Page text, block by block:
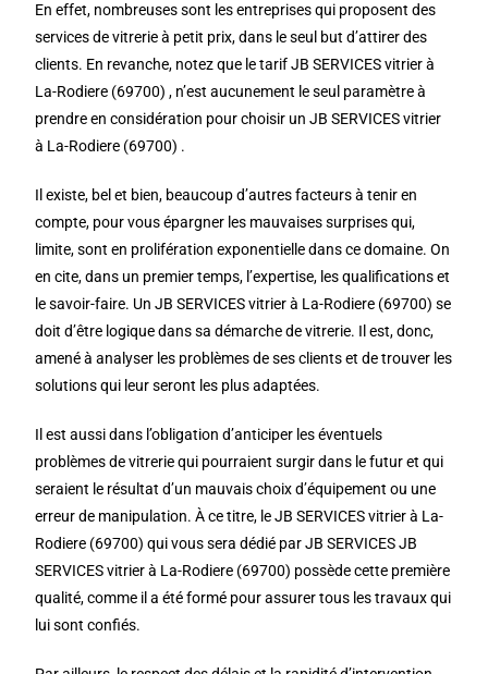
En effet, nombreuses sont les entreprises qui proposent des
services de vitrerie à petit prix, dans le seul but d’attirer des
clients. En revanche, notez que le tarif JB SERVICES vitrier à
La-Rodiere (69700) , n’est aucunement le seul paramètre à
prendre en considération pour choisir un JB SERVICES vitrier
à La-Rodiere (69700) .
Il existe, bel et bien, beaucoup d’autres facteurs à tenir en
compte, pour vous épargner les mauvaises surprises qui,
limite, sont en prolifération exponentielle dans ce domaine. On
en cite, dans un premier temps, l’expertise, les qualifications et
le savoir-faire. Un JB SERVICES vitrier à La-Rodiere (69700) se
doit d’être logique dans sa démarche de vitrerie. Il est, donc,
amené à analyser les problèmes de ses clients et de trouver les
solutions qui leur seront les plus adaptées.
Il est aussi dans l’obligation d’anticiper les éventuels
problèmes de vitrerie qui pourraient surgir dans le futur et qui
seraient le résultat d’un mauvais choix d’équipement ou une
erreur de manipulation. À ce titre, le JB SERVICES vitrier à La-
Rodiere (69700) qui vous sera dédié par JB SERVICES JB
SERVICES vitrier à La-Rodiere (69700) possède cette première
qualité, comme il a été formé pour assurer tous les travaux qui
lui sont confiés.